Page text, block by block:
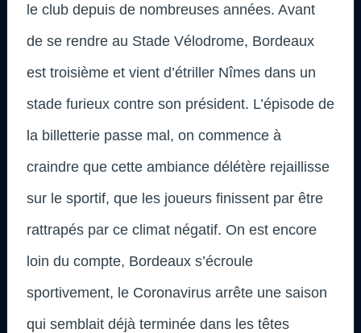
le club depuis de nombreuses années. Avant
de se rendre au Stade Vélodrome, Bordeaux
est troisième et vient d’étriller Nîmes dans un
stade furieux contre son président. L’épisode de
la billetterie passe mal, on commence à
craindre que cette ambiance délétère rejaillisse
sur le sportif, que les joueurs finissent par être
rattrapés par ce climat négatif. On est encore
loin du compte, Bordeaux s’écroule
sportivement, le Coronavirus arrête une saison
qui semblait déjà terminée dans les têtes